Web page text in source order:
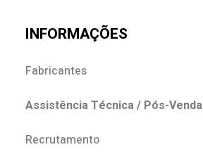
INFORMAÇÕES
Fabricantes
Assistência Técnica / Pós-Venda
Recrutamento